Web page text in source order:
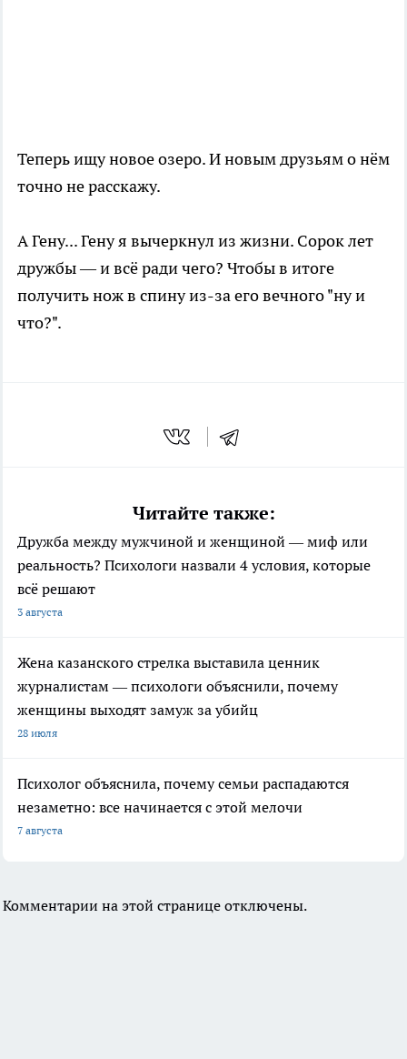
Теперь ищу новое озеро. И новым друзьям о нём
точно не расскажу.
А Гену... Гену я вычеркнул из жизни. Сорок лет
дружбы — и всё ради чего? Чтобы в итоге
получить нож в спину из-за его вечного "ну и
что?".
Читайте также:
Дружба между мужчиной и женщиной — миф или
реальность? Психологи назвали 4 условия, которые
всё решают
3 августа
Жена казанского стрелка выставила ценник
журналистам — психологи объяснили, почему
женщины выходят замуж за убийц
28 июля
Психолог объяснила, почему семьи распадаются
незаметно: все начинается с этой мелочи
7 августа
Комментарии на этой странице отключены.